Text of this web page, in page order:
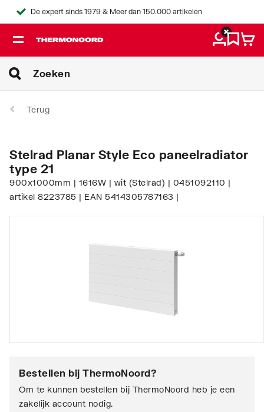
De expert sinds 1979 & Meer dan 150.000 artikelen
Terug
Stelrad Planar Style Eco paneelradiator
type 21
900x1000mm | 1616W | wit (Stelrad) | 0451092110 |
artikel 8223785 | EAN 5414305787163 |
Bestellen bij ThermoNoord?
Om te kunnen bestellen bij ThermoNoord heb je een
zakelijk account nodig.